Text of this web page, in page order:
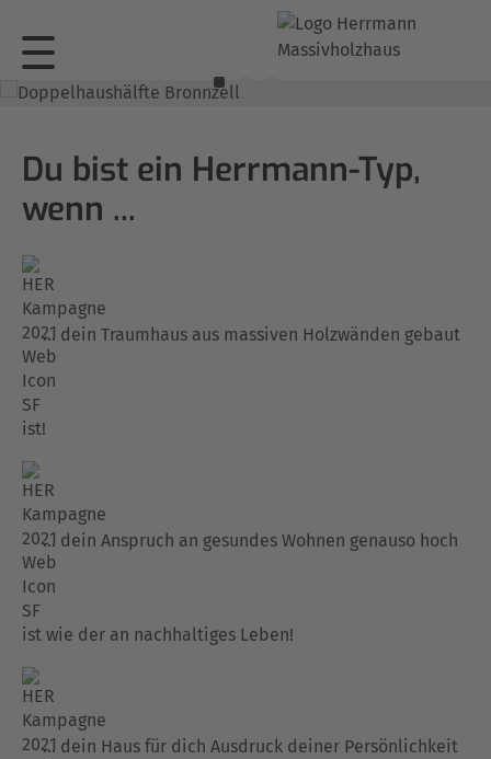
Du bist ein Herrmann-Typ,
wenn ...
… dein Traumhaus aus massiven Holzwänden gebaut
ist!
… dein Anspruch an gesundes Wohnen genauso hoch
ist wie der an nachhaltiges Leben!
… dein Haus für dich Ausdruck deiner Persönlichkeit